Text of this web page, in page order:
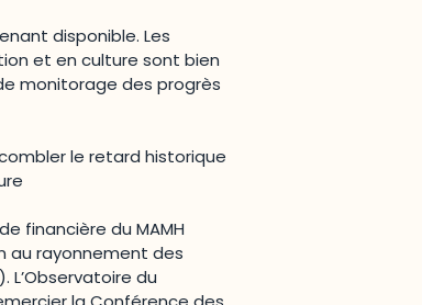
disponible. Les
et en culture sont bien
monitorage des progrès
le retard historique
financière du MAMH
au rayonnement des
L’Observatoire du